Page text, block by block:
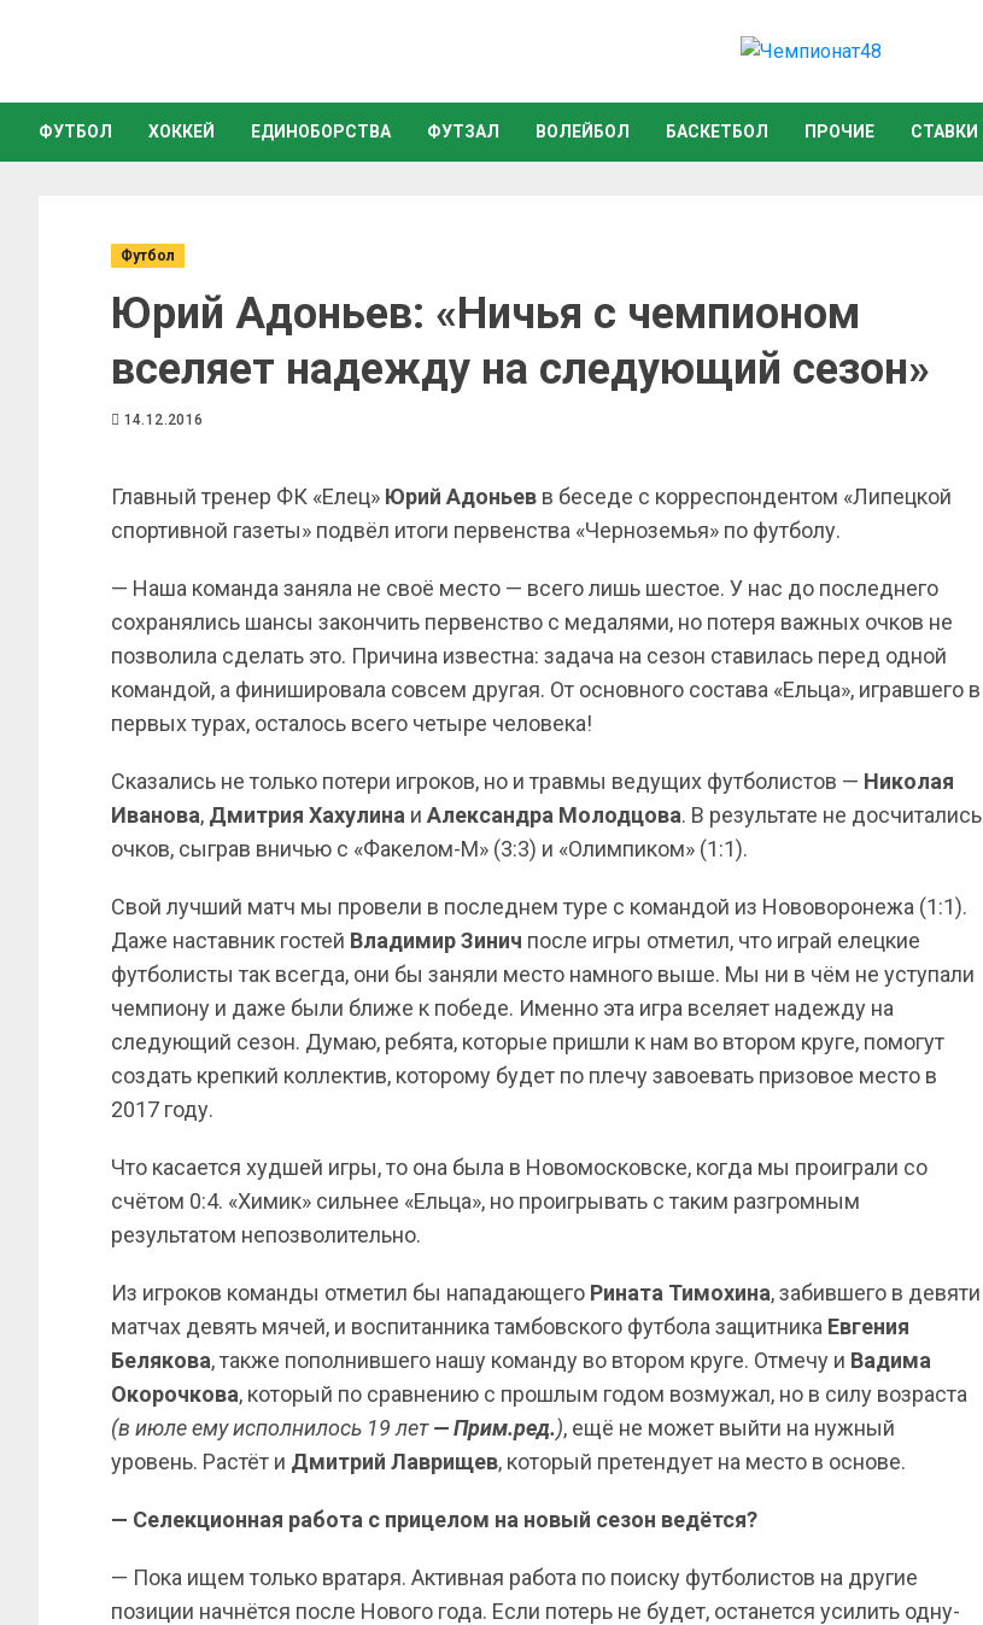
ФУТБОЛ ХОККЕЙ ЕДИНОБОРСТВА ФУТЗАЛ ВОЛЕЙБОЛ БАСКЕТБОЛ ПРОЧИЕ СТАВКИ
Футбол
Юрий Адоньев: «Ничья с чемпионом
вселяет надежду на следующий сезон»
14.12.2016
Главный тренер ФК «Елец» Юрий Адоньев в беседе с корреспондентом «Липецкой
спортивной газеты» подвёл итоги первенства «Черноземья» по футболу.
— Наша команда заняла не своё место — всего лишь шестое. У нас до последнего
сохранялись шансы закончить первенство с медалями, но потеря важных очков не
позволила сделать это. Причина известна: задача на сезон ставилась перед одной
командой, а финишировала совсем другая. От основного состава «Ельца», игравшего в
первых турах, осталось всего четыре человека!
Сказались не только потери игроков, но и травмы ведущих футболистов — Николая
Иванова, Дмитрия Хахулина и Александра Молодцова. В результате не досчитались
очков, сыграв вничью с «Факелом-М» (3:3) и «Олимпиком» (1:1).
Свой лучший матч мы провели в последнем туре с командой из Нововоронежа (1:1).
Даже наставник гостей Владимир Зинич после игры отметил, что играй елецкие
футболисты так всегда, они бы заняли место намного выше. Мы ни в чём не уступали
чемпиону и даже были ближе к победе. Именно эта игра вселяет надежду на
следующий сезон. Думаю, ребята, которые пришли к нам во втором круге, помогут
создать крепкий коллектив, которому будет по плечу завоевать призовое место в
2017 году.
Что касается худшей игры, то она была в Новомосковске, когда мы проиграли со
счётом 0:4. «Химик» сильнее «Ельца», но проигрывать с таким разгромным
результатом непозволительно.
Из игроков команды отметил бы нападающего Рината Тимохина, забившего в девяти
матчах девять мячей, и воспитанника тамбовского футбола защитника Евгения
Белякова, также пополнившего нашу команду во втором круге. Отмечу и Вадима
Окорочкова, который по сравнению с прошлым годом возмужал, но в силу возраста
(в июле ему исполнилось 19 лет— Прим.ред.), ещё не может выйти на нужный
уровень. Растёт и Дмитрий Лаврищев, который претендует на место в основе.
— Селекционная работа с прицелом на новый сезон ведётся?
— Пока ищем только вратаря. Активная работа по поиску футболистов на другие
позиции начнётся после Нового года. Если потерь не будет, останется усилить одну-